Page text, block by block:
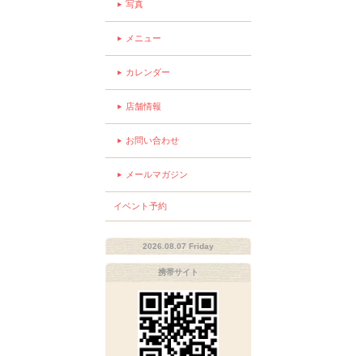
写真
メニュー
カレンダー
店舗情報
お問い合わせ
メールマガジン
イベント予約
2026.08.07 Friday
携帯サイト